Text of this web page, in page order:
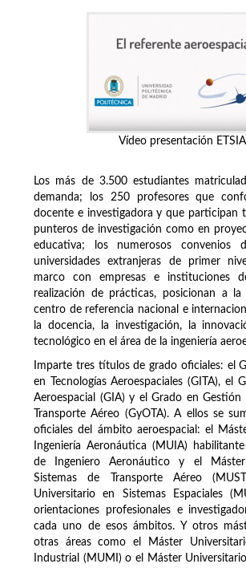
Vídeo presentación
Los más de 3.500 estudiantes
demanda; los 250 profesores que
docente e investigadora y que participan
punteros de investigación como en
educativa; los numerosos convenios
universidades extranjeras de primer
marco con empresas e instituciones
realización de prácticas, posicionan a
centro de referencia nacional e
la docencia, la investigación, la
tecnológico en el área de la ingeniería
Imparte tres títulos de grado oficiales: el
en Tecnologías Aeroespaciales (GITA), el
Aeroespacial (GIA) y el Grado en Gestión
Transporte Aéreo (GyOTA). A ellos se
oficiales del ámbito aeroespacial: el
Ingeniería Aeronáutica (MUIA)
de Ingeniero Aeronáutico y el
Sistemas de Transporte Aéreo
Universitario en Sistemas Espaciales
orientaciones profesionales e
cada uno de esos ámbitos. Y otros
otras áreas como el Máster
Industrial (MUMI) o el Máster